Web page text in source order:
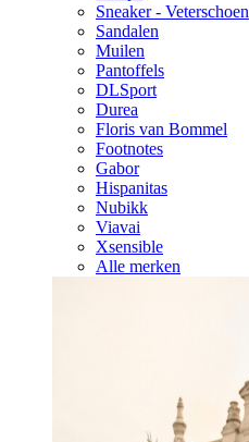
Sneaker - Veterschoen
Sandalen
Muilen
Pantoffels
DLSport
Durea
Floris van Bommel
Footnotes
Gabor
Hispanitas
Nubikk
Viavai
Xsensible
Alle merken